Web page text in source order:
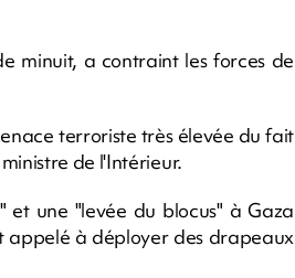
minuit, a contraint les forces de
terroriste très élevée du fait
de l'Intérieur.
et une "levée du blocus" à Gaza
appelé à déployer des drapeaux